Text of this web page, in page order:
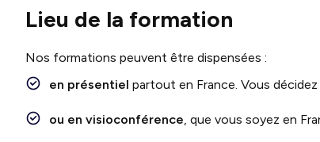
Lieu de la formation
Nos formations peuvent être dispensées :
en présentiel partout en France. Vous
ou en visioconférence, que vous soyez en